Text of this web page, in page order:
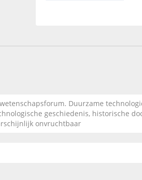
Duurzame
geschiedenis, historische
onvruchtbaar